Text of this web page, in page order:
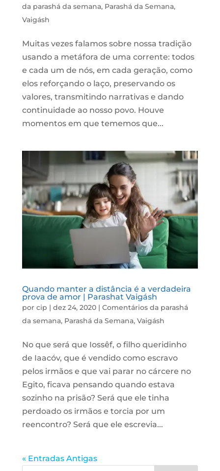
da parashá da semana, Parashá da Semana,
Vaigásh
Muitas vezes falamos sobre nossa tradição
usando a metáfora de uma corrente: todos
e cada um de nós, em cada geração, como
elos reforçando o laço, preservando os
valores, transmitindo narrativas e dando
continuidade ao nosso povo. Houve
momentos em que tememos que...
Quando manter a distância é a verdadeira
prova de amor | Parashat Vaigásh
por cip | dez 24, 2020| Comentários da parashá
da semana, Parashá da Semana, Vaigásh
No que será que Iossêf, o filho queridinho
de Iaacóv, que é vendido como escravo
pelos irmãos e que vai parar no cárcere no
Egito, ficava pensando quando estava
sozinho na prisão? Será que ele tinha
perdoado os irmãos e torcia por um
reencontro? Será que ele escrevia...
« Entradas Antigas